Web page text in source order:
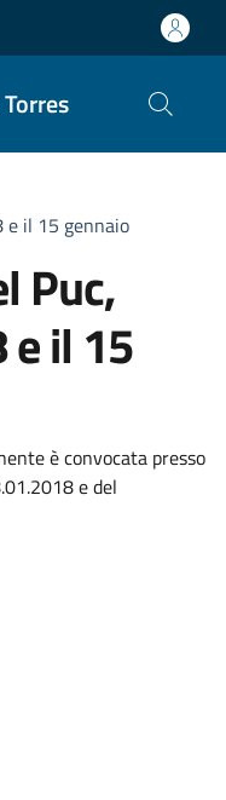
e il 15 gennaio
Puc,
il 15
è convocata presso
e del